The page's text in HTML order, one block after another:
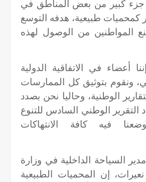
جزء كبير من بعض المناطق في
كمحميات طبيعية، هدفه التوسع
المواطنين من الوصول لهذه
أعضاء في الاتفاقية الدولية
ونقوم بتوثيق كل الممارسات
الوطنية، وحاليا نحن بصدد
التقرير الوطني السادس للتنوع
فيه كافة الانتهاكات
السياحة الداخلية في وزارة
إن المحميات الطبيعية